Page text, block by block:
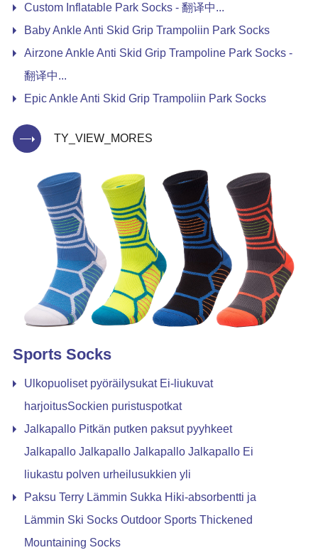
Custom Inflatable Park Socks - 翻译中...
Baby Ankle Anti Skid Grip Trampoliin Park Socks
Airzone Ankle Anti Skid Grip Trampoline Park Socks -
翻译中...
Epic Ankle Anti Skid Grip Trampoliin Park Socks
TY_VIEW_MORES
Sports Socks
Ulkopuoliset pyöräilysukat Ei-liukuvat
harjoitusSockien puristuspotkat
Jalkapallo Pitkän putken paksut pyyhkeet
Jalkapallo Jalkapallo Jalkapallo Jalkapallo Ei
liukastu polven urheilusukkien yli
Paksu Terry Lämmin Sukka Hiki-absorbentti ja
Lämmin Ski Socks Outdoor Sports Thickened
Mountaining Socks